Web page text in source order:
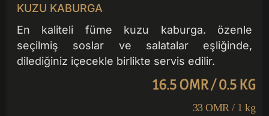
KUZU KABURGA
En kaliteli füme kuzu kaburga. özenle
seçilmiş soslar ve salatalar eşliğinde,
dilediğiniz içecekle birlikte servis edilir.
16.5 OMR / 0.5 KG
33 OMR / 1 kg